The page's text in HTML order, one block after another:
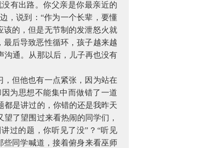
有出路。你父亲是你最亲近的
，说到：“作为一个长辈，要懂
的，但是无节制的发泄怒火就
后导致恶性循环，孩子越来越
沟通。从那以后，儿子再也没有
但他也有一点紧张，因为站在
为思想不能集中而做错了一道
都是讲过的，你错的还是我昨天
了望围过来看热闹的同学们，
过的题，你听见了没”？“听见
些同学喊道，接着俯身来看巫师